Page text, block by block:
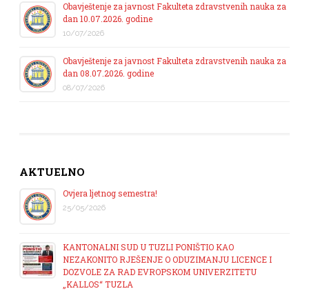
Obavještenje za javnost Fakulteta zdravstvenih nauka za
dan 10.07.2026. godine
10/07/2026
Obavještenje za javnost Fakulteta zdravstvenih nauka za
dan 08.07.2026. godine
08/07/2026
AKTUELNO
Ovjera ljetnog semestra!
25/05/2026
KANTONALNI SUD U TUZLI PONIŠTIO KAO
NEZAKONITO RJEŠENJE O ODUZIMANJU LICENCE I
DOZVOLE ZA RAD EVROPSKOM UNIVERZITETU
„KALLOS“ TUZLA